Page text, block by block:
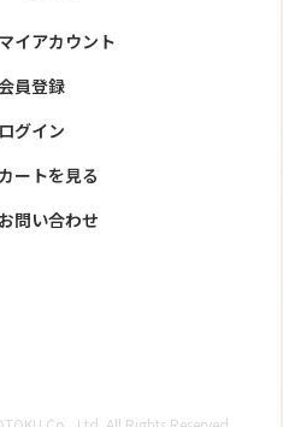
マイアカウント
員登録
ログイン
カートを見る
お問い合わせ